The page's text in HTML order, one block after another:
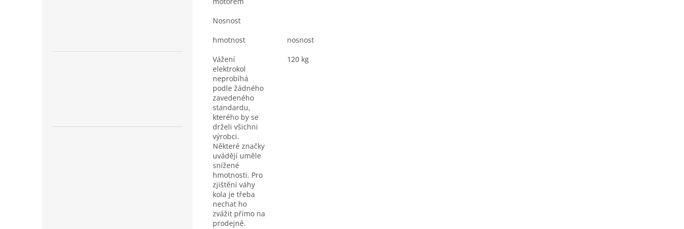
Nosnost
hmotnost
Vážení
elektrokol
neprobíhá
podle žádného
zavedeného
standardu,
kterého by se
drželi všichni
výrobci.
Některé značky
uvádějí uměle
snížené
hmotnosti. Pro
zjištění váhy
kola je třeba
nechat ho
zvážit přímo na
prodejně.
nosnost
120 kg